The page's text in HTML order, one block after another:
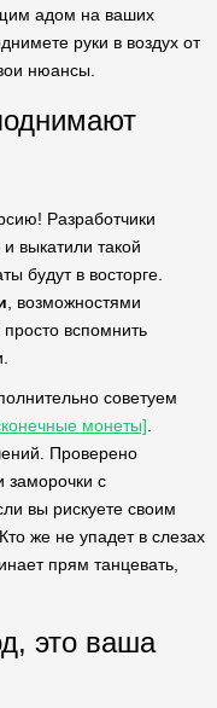
адом на ваших
руки в воздух от
нюансы.
Разработчики
выкатили такой
будут в восторге.
, возможностями
вспомнить
советуем
монеты]
Проверено
заморочки с
вы рискуете своим
же не упадет в слезах
прям танцевать,
это ваша